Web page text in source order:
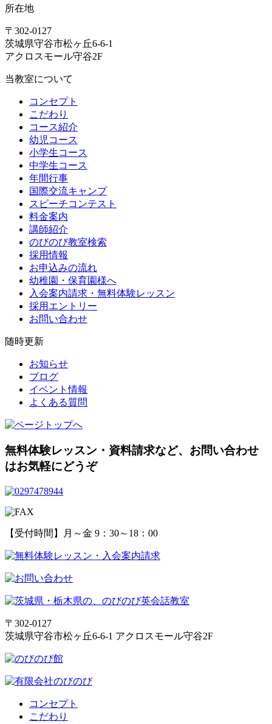
所在地
〒302-0127
茨城県守谷市松ヶ丘6-6-1
アクロスモール守谷2F
当教室について
コンセプト
こだわり
コース紹介
幼児コース
小学生コース
中学生コース
年間行事
国際交流キャンプ
スピーチコンテスト
料金案内
講師紹介
のびのび教室検索
採用情報
お申込みの流れ
幼稚園・保育園様へ
入会案内請求・無料体験レッスン
採用エントリー
お問い合わせ
随時更新
お知らせ
ブログ
イベント情報
よくある質問
無料体験レッスン・資料請求など、 お問い合わせ
はお気軽にどうぞ
【受付時間】月～金 9：30～18：00
〒302-0127
茨城県守谷市松ヶ丘6-6-1 アクロスモール守谷2F
コンセプト
こだわり